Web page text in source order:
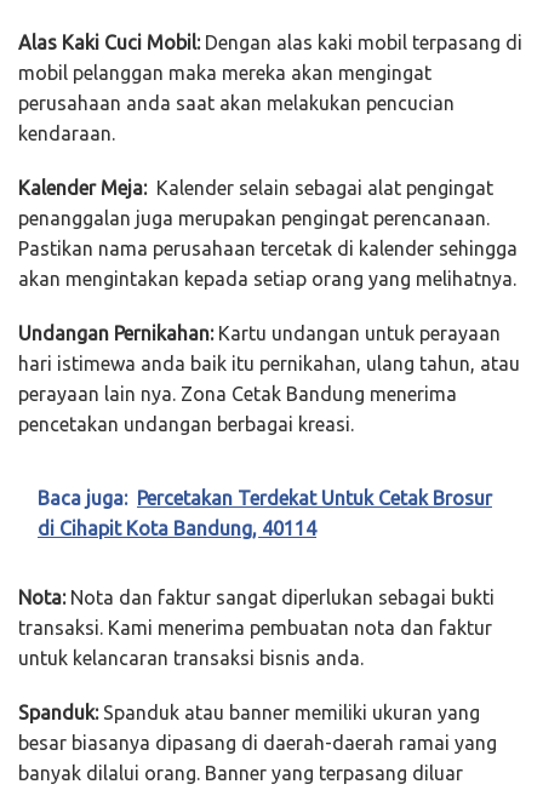
Alas Kaki Cuci Mobil:Dengan alas kaki mobil terpasang di
mobil pelanggan maka mereka akan mengingat
perusahaan anda saat akan melakukan pencucian
kendaraan.
Kalender Meja:Kalender selain sebagai alat pengingat
penanggalan juga merupakan pengingat perencanaan.
Pastikan nama perusahaan tercetak di kalender sehingga
akan mengintakan kepada setiap orang yang melihatnya.
Undangan Pernikahan:Kartu undangan untuk perayaan
hari istimewa anda baik itu pernikahan, ulang tahun, atau
perayaan lain nya. Zona Cetak Bandung menerima
pencetakan undangan berbagai kreasi.
Baca juga: Percetakan Terdekat Untuk Cetak Brosur
di Cihapit Kota Bandung, 40114
Nota:Nota dan faktur sangat diperlukan sebagai bukti
transaksi. Kami menerima pembuatan nota dan faktur
untuk kelancaran transaksi bisnis anda.
Spanduk:Spanduk atau banner memiliki ukuran yang
besar biasanya dipasang di daerah-daerah ramai yang
banyak dilalui orang. Banner yang terpasang diluar